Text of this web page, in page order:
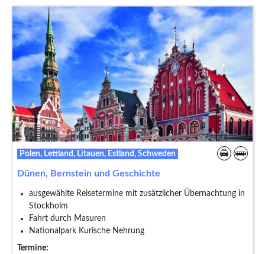
Polen, Lettland, Litauen, Estland, Schweden
Dünen, Bernstein und Geschichte
ausgewählte Reisetermine mit zusätzlicher Übernachtung in
Stockholm
Fahrt durch Masuren
Nationalpark Kurische Nehrung
Termine: